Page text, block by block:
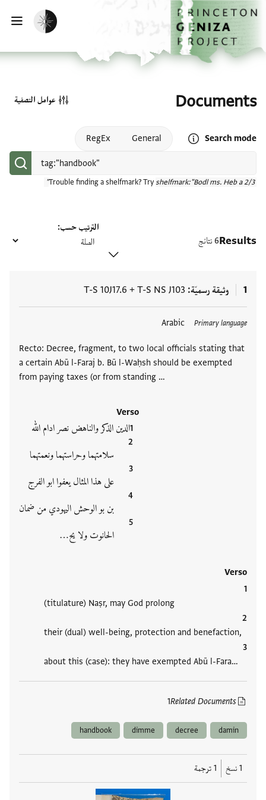
تخطي إلى المحتوى الرئيسي
الصفحة الرئيسية
تفعيل الوضع المظلم
Documents
Search mode
Open search mode help
General
RegEx
Trouble finding a shelfmark? Try shelfmark:"Bodl ms. Heb a 2/3"
عوامل التصفية
Results6 نتائج
الترتيب حسب
1 وثيقة رسميّة T-S NS J103
+
T-S 10J17.6
Primary language
Arabic
Recto: Decree, fragment, to two local officials stating that
a certain Abū l-Faraj b. Bū l-Waḥsh should be exempted
from paying taxes (or from standing …
Verso
الدين الذكر والناهض نصر ادام الله
سلامتهما وحراستهما ونعمتهما
على هذا المثال يعفوا ابو الفرج
بن بو الوحش اليهودي من ضمان
الحانوت ولا يح…
Verso
(titulature) Naṣr, may God prolong
their (dual) well-being, protection and benefaction,
about this (case): they have exempted Abū l-Fara…
Related Documents
1
العلامات
damin
decree
dimme
handbook
1 نسخ 1 ترجمة